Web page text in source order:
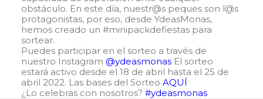
obstáculo. En este día, nuestr@s peques son l@s
protagonistas, por eso, desde YdeasMonas,
hemos creado un #minipackdefiestas para
sortear.
Puedes participar en el sorteo a través de
nuestro Instagram @ydeasmonas El sorteo
estará activo desde el 18 de abril hasta el 25 de
abril 2022. Las bases del Sorteo AQUÍ
¿Lo celebras con nosotros? #ydeasmonas